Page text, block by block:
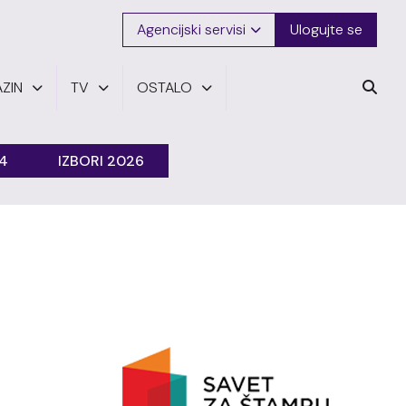
Agencijski servisi Ulogujte se
TV OSTALO
IZBORI 2026